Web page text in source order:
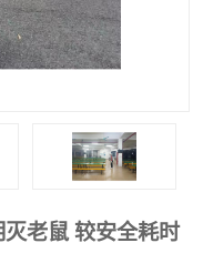
老鼠 较安全耗时